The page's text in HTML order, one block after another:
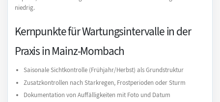
niedrig.
Kernpunkte für Wartungsintervalle in der
Praxis in Mainz-Mombach
Saisonale Sichtkontrolle (Frühjahr/Herbst) als Grundstruktur
Zusatzkontrollen nach Starkregen, Frostperioden oder Sturm
Dokumentation von Auffälligkeiten mit Foto und Datum